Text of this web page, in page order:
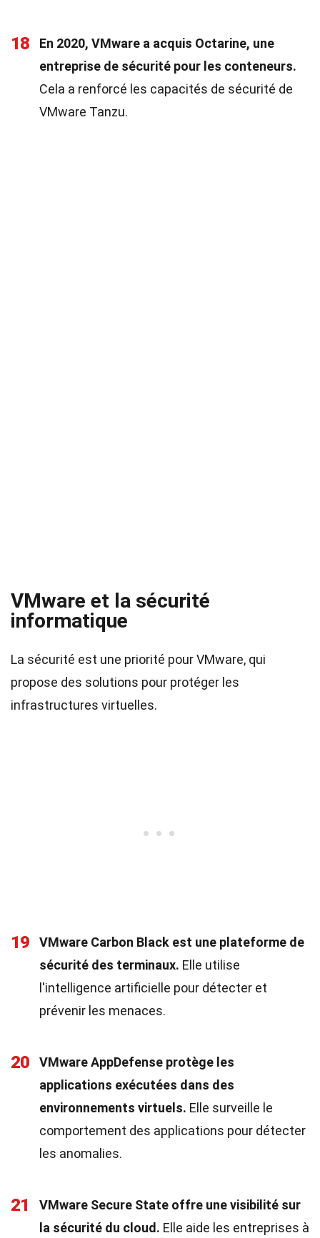
18
En 2020, VMware a acquis Octarine, une
entreprise de sécurité pour les conteneurs.
Cela a renforcé les capacités de sécurité de
VMware Tanzu.
VMware et la sécurité
informatique
La sécurité est une priorité pour VMware, qui
propose des solutions pour protéger les
infrastructures virtuelles.
19
VMware Carbon Black est une plateforme de
sécurité des terminaux. Elle utilise
l'intelligence artificielle pour détecter et
prévenir les menaces.
20
VMware AppDefense protège les
applications exécutées dans des
environnements virtuels. Elle surveille le
comportement des applications pour détecter
les anomalies.
21
VMware Secure State offre une visibilité sur
la sécurité du cloud. Elle aide les entreprises à